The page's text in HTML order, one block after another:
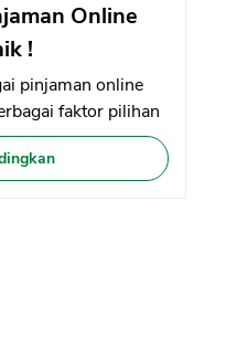
Online
!
pinjaman online
faktor pilihan